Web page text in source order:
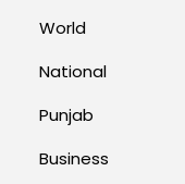
World
National
Punjab
Business